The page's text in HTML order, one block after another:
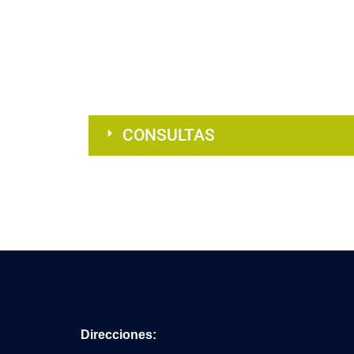
CONSULTAS
Direcciones: